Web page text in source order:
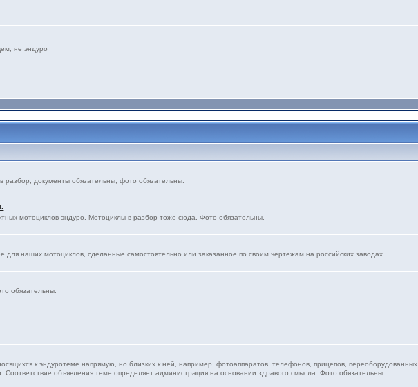
не эндуро
разбор, документы обязательны, фото обязательны.
мотоциклов эндуро. Мотоциклы в разбор тоже сюда. Фото обязательны.
для наших мотоциклов, сделанные самостоятельно или заказанное по своим чертежам на российских заводах.
обязательны.
к эндуротеме напрямую, но близких к ней, например, фотоаппаратов, телефонов, прицепов, переоборудованных
Соответствие объявления теме определяет администрация на основании здравого смысла. Фото обязательны.